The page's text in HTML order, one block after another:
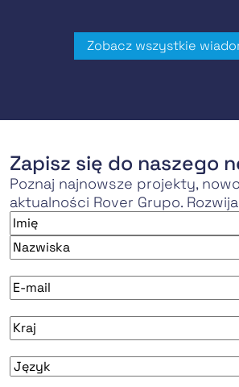
Zobacz wszystkie
Zapisz się do naszego
Poznaj najnowsze projekty,
aktualności Rover Grupo.
Imię
Imię
E-
mail*
País*
Idioma